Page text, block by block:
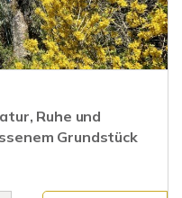
Ruhe und
Grundstück